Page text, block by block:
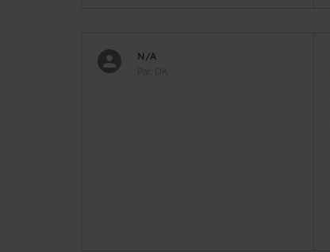
N/A
Par, DK